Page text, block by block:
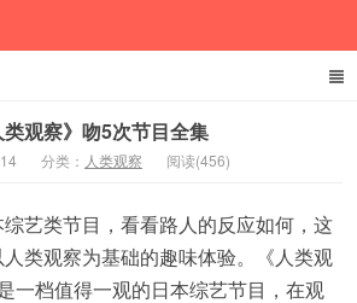
观察》吻5次节目全集
分类： 人类观察 阅读(456)
艺类节目，看看路人的反应如何，这
类观察为基础的趣味体验。《人类观
一档值得一观的日本综艺节目，在观